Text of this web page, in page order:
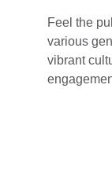
Feel the
various
vibrant